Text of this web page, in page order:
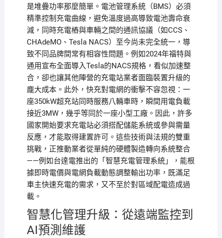
是堆疊功率那麼簡單。電池管理系統（BMS）必須
精準控制充電曲線，避免溫度過高導致電池壽命衰
減，同時充電樁與車輛之間的通訊協議（如CCS、
CHAdeMO、Tesla NACS）至今尚未完全統一，導
致不同品牌間常有相容性問題。例如2024年福特與
通用宣布全面導入Tesla的NACS規格，看似加速整
合，卻也讓其他陣營的充電站業者面臨裝置升級的
龐大成本。此外，快充對電網的衝擊不容忽視：一
座350kW超充站同時服務八輛車時，瞬間用電負載
接近3MW，幾乎等同於一座小型工廠。因此，許多
國家開始要求充電站必須搭配儲能系統或參與需量
反應，才能取得建置許可。這些技術與法規的雙重
挑戰，正推動業者從單純的硬體製造轉向系統整合
——例如台達電推出的「智慧充電管理系統」，能根
據即時電價與電網負載動態調整輸出功率，既滿足
車主快速充電的需求，又不至於對區域配電造成過
載。
智慧化管理升級：從遠端監控到
AI預測維護